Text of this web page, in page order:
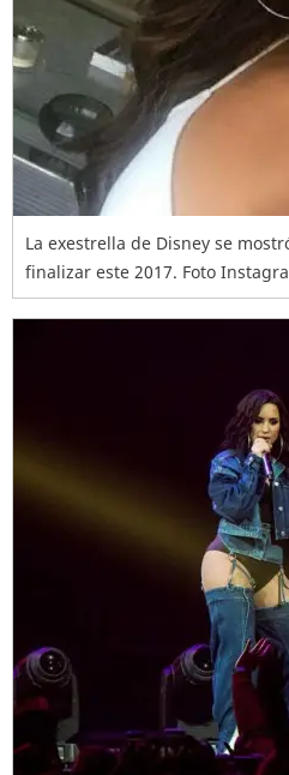
La exestrella de Disney se
finalizar este 2017. Foto